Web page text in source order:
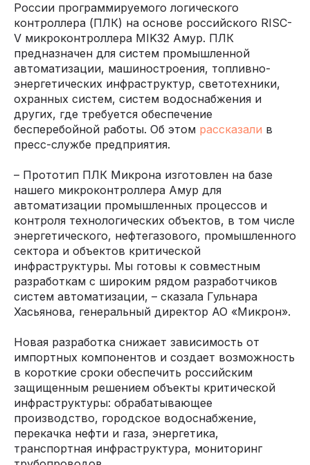
России программируемого логического
контроллера (ПЛК) на основе российского RISC-
V микроконтроллера MIK32 Амур. ПЛК
предназначен для систем промышленной
автоматизации, машиностроения, топливно-
энергетических инфраструктур, светотехники,
охранных систем, систем водоснабжения и
других, где требуется обеспечение
бесперебойной работы. Об этом рассказали в
пресс-службе предприятия.
– Прототип ПЛК Микрона изготовлен на базе
нашего микроконтроллера Амур для
автоматизации промышленных процессов и
контроля технологических объектов, в том числе
энергетического, нефтегазового, промышленного
сектора и объектов критической
инфраструктуры. Мы готовы к совместным
разработкам с широким рядом разработчиков
систем автоматизации, – сказала Гульнара
Хасьянова, генеральный директор АО «Микрон».
Новая разработка снижает зависимость от
импортных компонентов и создает возможность
в короткие сроки обеспечить российским
защищенным решением объекты критической
инфраструктуры: обрабатывающее
производство, городское водоснабжение,
перекачка нефти и газа, энергетика,
транспортная инфраструктура, мониторинг